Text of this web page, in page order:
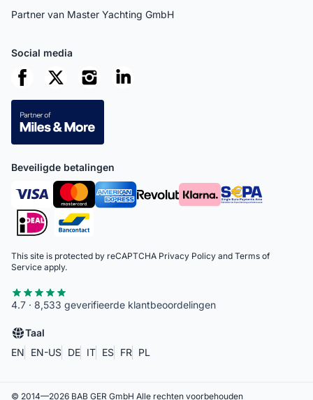
Partner van Master Yachting GmbH
Social media
Beveiligde betalingen
This site is protected by reCAPTCHA Privacy Policy and Terms of
Service apply.
4.7 · 8,533 geverifieerde klantbeoordelingen
Taal
EN
EN-US DE IT ES FR PL
© 2014—2026 BAB GER GmbH Alle rechten voorbehouden